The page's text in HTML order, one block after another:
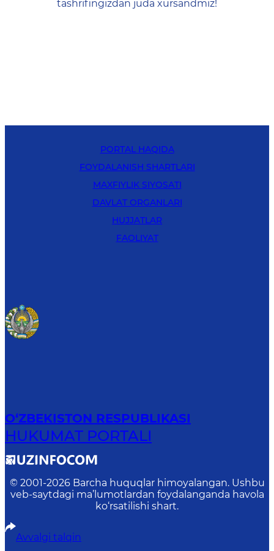
tashrifingizdan juda xursandmiz!
PORTAL HAQIDA
FOYDALANISH SHARTLARI
MAXFIYLIK SIYOSATI
DAVLAT ORGANLARI
HUJJATLAR
FAOLIYAT
O‘ZBEKISTON RESPUBLIKASI
HUKUMAT PORTALI
© 2001-2026 Barcha huquqlar himoyalangan. Ushbu
veb-saytdagi ma’lumotlardan foydalanganda havola
ko‘rsatilishi shart.
Avvalgi talqin